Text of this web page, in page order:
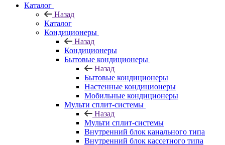
Каталог
Назад
Каталог
Кондиционеры
Назад
Кондиционеры
Бытовые кондиционеры
Назад
Бытовые кондиционеры
Настенные кондиционеры
Мобильные кондиционеры
Мульти сплит-системы
Назад
Мульти сплит-системы
Внутренний блок канального типа
Внутренний блок кассетного типа